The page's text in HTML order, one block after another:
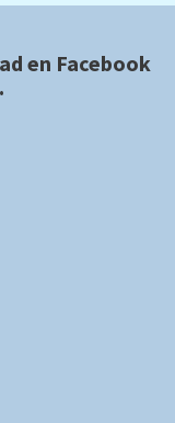
en Facebook